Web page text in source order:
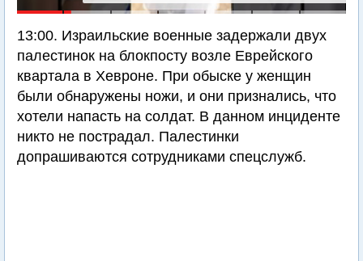
13:00. Израильские военные задержали двух
палестинок на блокпосту возле Еврейского
квартала в Хевроне. При обыске у женщин
были обнаружены ножи, и они признались, что
хотели напасть на солдат. В данном инциденте
никто не пострадал. Палестинки
допрашиваются сотрудниками спецслужб.